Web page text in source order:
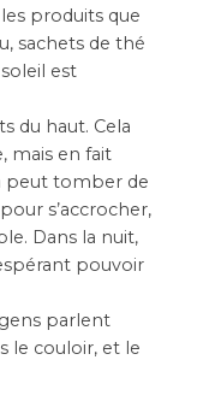
produits que
sachets de thé
est
du haut. Cela
mais en fait
peut tomber de
s’accrocher,
Dans la nuit,
pouvoir
parlent
le couloir, et le